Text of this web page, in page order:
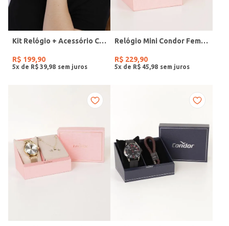
Kit Relógio + Acessório Condor Feminino PRATA
R$ 199,90
5x de R$ 39 98
Relógio Mini Condor Feminino DOURADO
R$ 229,90
5x de R$ 45 98